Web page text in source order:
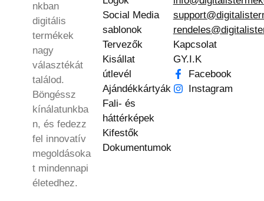
nkban
digitális
termékek
nagy
választékát
találod.
Böngéssz
kínálatunkba
n, és fedezz
fel innovatív
megoldásoka
t mindennapi
életedhez.
Social Media
sablonok
Tervezők
Kisállat
útlevél
Ajándékkártyák
Fali- és
háttérképek
Kifestők
Dokumentumok
Kapcsolat
GY.I.K
Facebook
Instagram